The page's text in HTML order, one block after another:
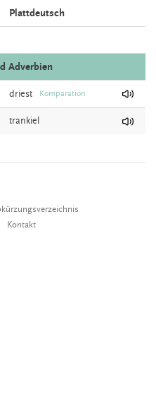
Plattdeutsch
Adverbien
driest Komparation
trankiel
Kontakt